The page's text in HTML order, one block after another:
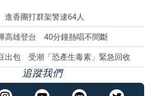
香團打群架警逮64人
高雄登台 40分鐘熱唱不間斷
出包 受潮「恐產生毒素」緊急回收
追蹤我們